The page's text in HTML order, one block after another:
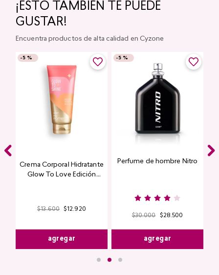
¡ESTO TAMBIÉN TE PUEDE
GUSTAR!
Encuentra productos de alta calidad en Cyzone
-5 %
Crema Corporal Hidratante
Glow To Love Edición
$13.600 $12.920
agregar
-5 %
Perfume de hombre Nitro
$30.000 $28.500
agregar